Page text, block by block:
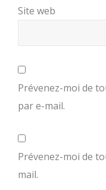
Site web
Prévenez-moi de
par e-mail.
Prévenez-moi de
mail.